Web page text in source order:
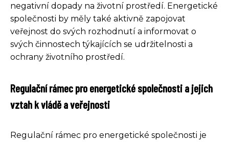
negativní dopady na životní prostředí. Energetické
společnosti by měly také aktivně zapojovat
veřejnost do svých rozhodnutí a informovat o
svých činnostech týkajících se udržitelnosti a
ochrany životního prostředí.
Regulační rámec pro energetické společnosti a jejich
vztah k vládě a veřejnosti
Regulační rámec pro energetické společnosti je